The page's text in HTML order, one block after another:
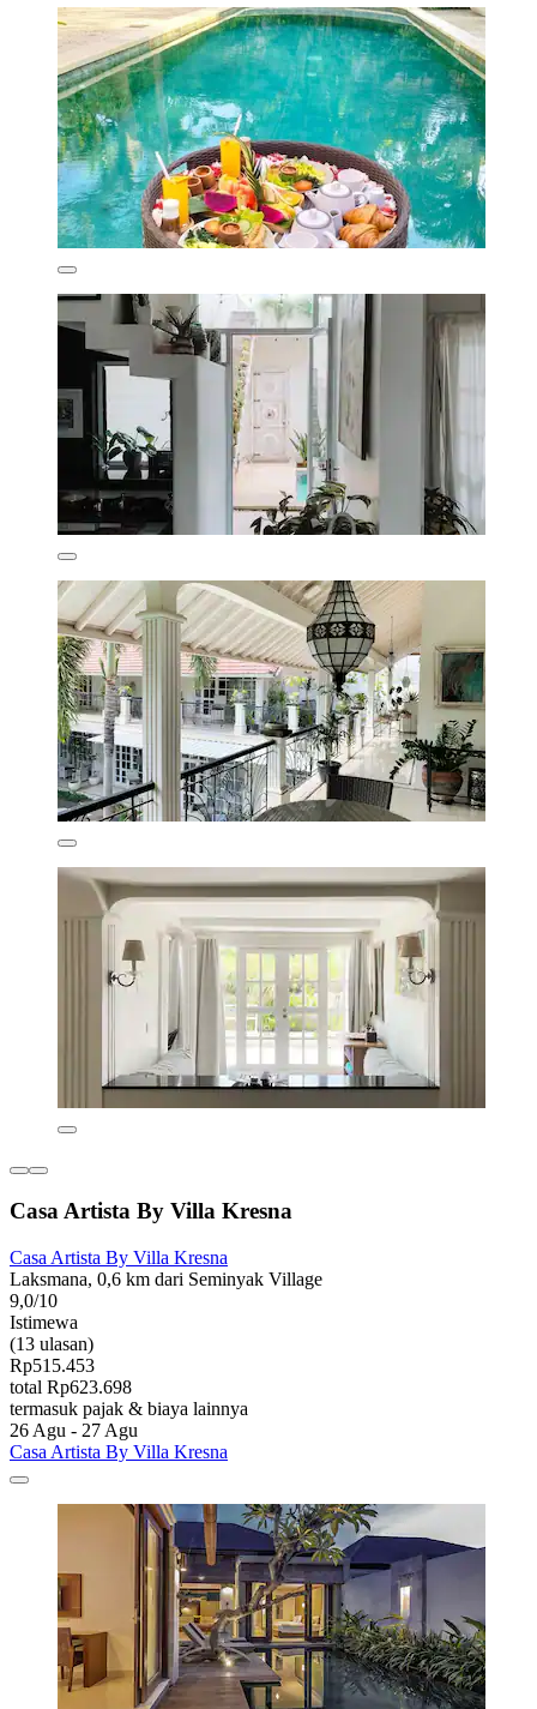
Casa Artista By Villa Kresna
Casa Artista By Villa Kresna
Laksmana, 0,6 km dari Seminyak Village
9,0/10
Istimewa
(13 ulasan)
Rp515.453
total Rp623.698
termasuk pajak & biaya lainnya
26 Agu - 27 Agu
Casa Artista By Villa Kresna